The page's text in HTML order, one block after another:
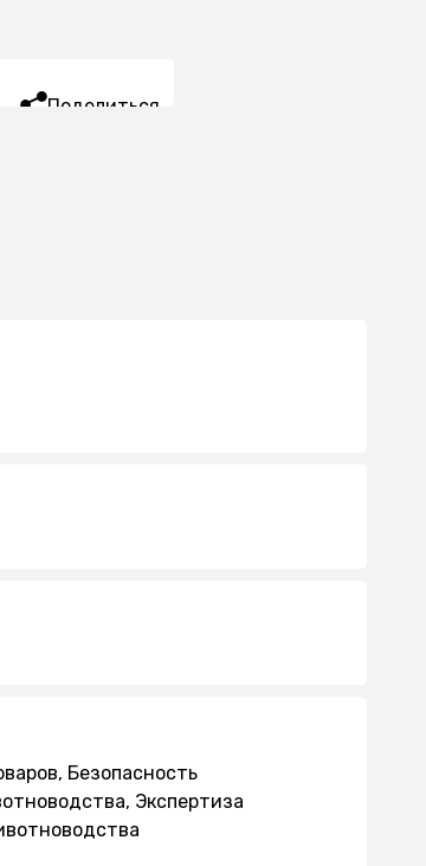
Поделиться
Безопасность
Экспертиза